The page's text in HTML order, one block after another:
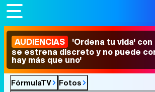
AUDIENCIAS 'Ordena tu vida'
se estrena discreto y no puede
hay más que uno'
FórmulaTV
Fotos